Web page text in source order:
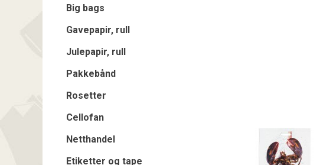
Big bags
Gavepapir, rull
Julepapir, rull
Pakkebånd
Rosetter
Cellofan
Netthandel
Etiketter og tape